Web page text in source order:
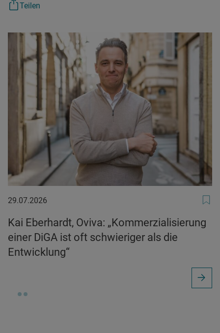
Teilen
29.07.2026
29.07.2026
Kai Eberhardt, Oviva: „Kommerzialisierung
einer DiGA ist oft schwieriger als die
Entwicklung“